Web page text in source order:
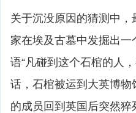
关于沉没原因的猜测中，
家在埃及古墓中发掘出
语“凡碰到这个石棺的人
话，石棺被运到大英博
的成员回到英国后突然